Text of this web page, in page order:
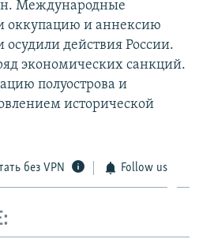
Международные
оккупацию и аннексию
действия России.
экономических санкций.
полуострова и
исторической
без VPN Follow us